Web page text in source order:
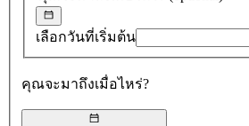
เลือกวันที่เริ่มต้น
คุณจะมาถึงเมื่อไหร่?